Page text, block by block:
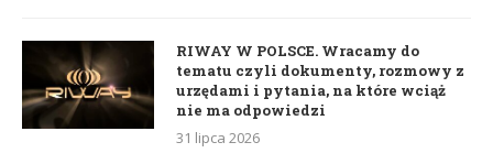
RIWAY W POLSCE. Wracamy do
tematu czyli dokumenty, rozmowy z
urzędami i pytania, na które wciąż
nie ma odpowiedzi
31 lipca 2026